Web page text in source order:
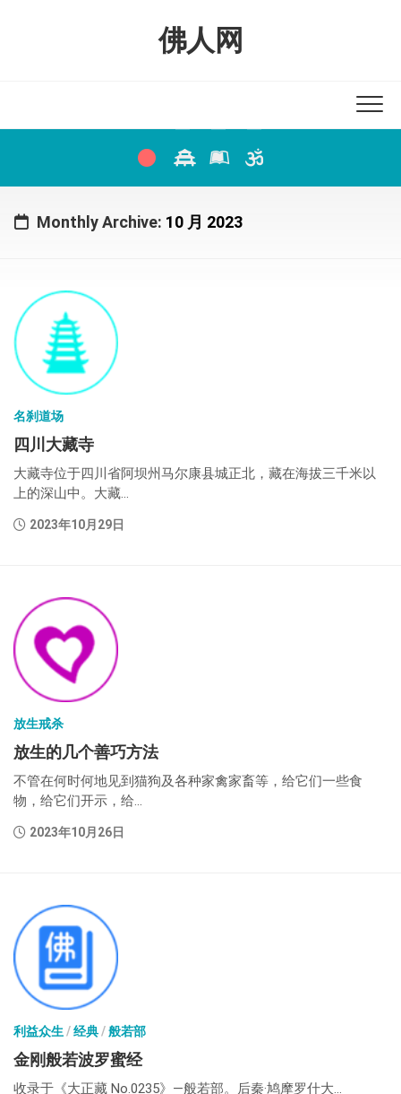
佛人网
Monthly Archive: 10 月 2023
名刹道场
四川大藏寺
大藏寺位于四川省阿坝州马尔康县城正北，藏在海拔三千米以
上的深山中。大藏...
2023年10月29日
放生戒杀
放生的几个善巧方法
不管在何时何地见到猫狗及各种家禽家畜等，给它们一些食
物，给它们开示，给...
2023年10月26日
利益众生 /经典/般若部
金刚般若波罗蜜经
收录于《大正藏 No.0235》—般若部。后秦·鸠摩罗什大...